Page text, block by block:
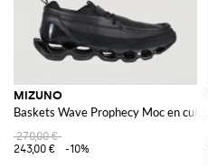
MIZUNO
Baskets Wave Prophecy Moc en cuir
270,00 €
243,00 €
-10%